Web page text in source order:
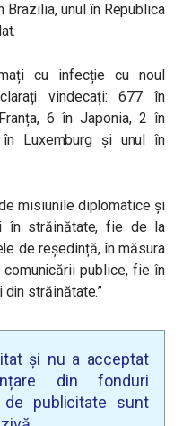
Brazilia, unul în Republica
cu infecție cu noul
vindecați: 677 în
6 în Japonia, 2 în
în Luxemburg și unul în
misiunile diplomatice și
în străinătate, fie de la
de reședință, în măsura
publice, fie în
străinătate.”
și nu a acceptat
din fonduri
de publicitate sunt